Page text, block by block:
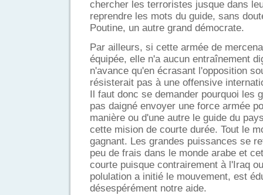
chercher les terroristes jusque dans
reprendre les mots du guide, sans
Poutine, un autre grand démocrate.
Par ailleurs, si cette armée de
équipée, elle n'a aucun entraînement
n'avance qu'en écrasant l'opposition
résisterait pas à une offensive
Il faut donc se demander pourquoi les
pas daigné envoyer une force armée
manière ou d'une autre le guide du
cette mision de courte durée. Tout le
gagnant. Les grandes puissances se
peu de frais dans le monde arabe et
courte puisque contrairement à l'Iraq
polulation a initié le mouvement, est
désespérément notre aide.